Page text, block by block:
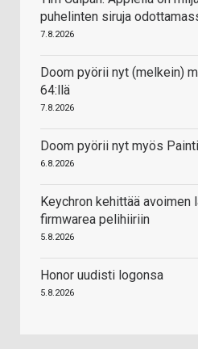
puhelinten siruja
7.8.2026
Doom pyörii nyt (melkein)
64:llä
7.8.2026
Doom pyörii nyt myös
6.8.2026
Keychron kehittää avoimen
firmwarea pelihiiriin
5.8.2026
Honor uudisti logonsa
5.8.2026